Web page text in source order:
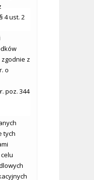
4 ust. 2
z
o
poz. 344
tych